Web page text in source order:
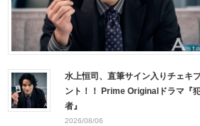
水上恒司、直筆サイン入りチェキ
ント！！ Prime Originalドラマ『
者』
2026/08/06